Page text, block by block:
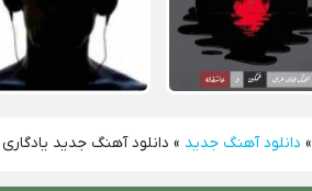
» دانلود آهنگ جدید » دانلود آهنگ جدید